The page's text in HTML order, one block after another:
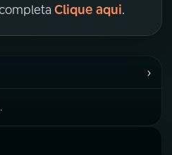
Clique aqui.
›